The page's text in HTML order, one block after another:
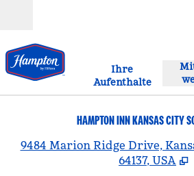
Ihre
Aufenthalte
HAMPTON INN KANSAS CITY
9484 Marion Ridge Drive,
64137, USA